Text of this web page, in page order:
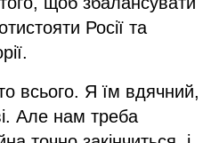
Росії та
всього. Я їм вдячний,
Але нам треба